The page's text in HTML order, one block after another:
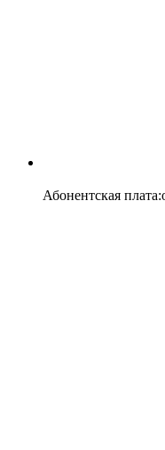
Абонентская плата: